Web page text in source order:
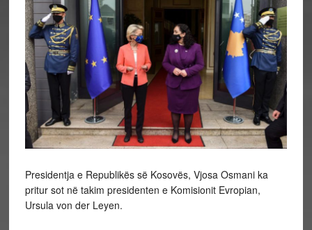
Presidentja e Republikës së Kosovës, Vjosa Osmani ka
pritur sot në takim presidenten e Komisionit Evropian,
Ursula von der Leyen.